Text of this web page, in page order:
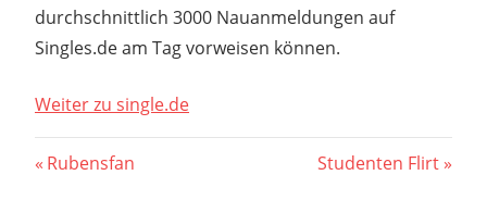
durchschnittlich 3000 Nauanmeldungen auf
Singles.de am Tag vorweisen können.
Weiter zu single.de
Beitragsnavigation
Vorheriger
Rubensfan
Nächster
Studenten Flirt